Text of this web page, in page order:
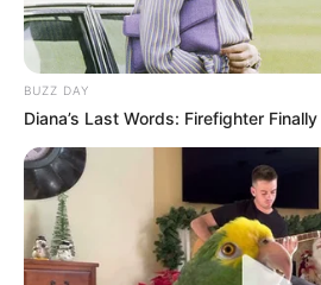
BUZZ DAY
Diana’s Last Words: Firefighter